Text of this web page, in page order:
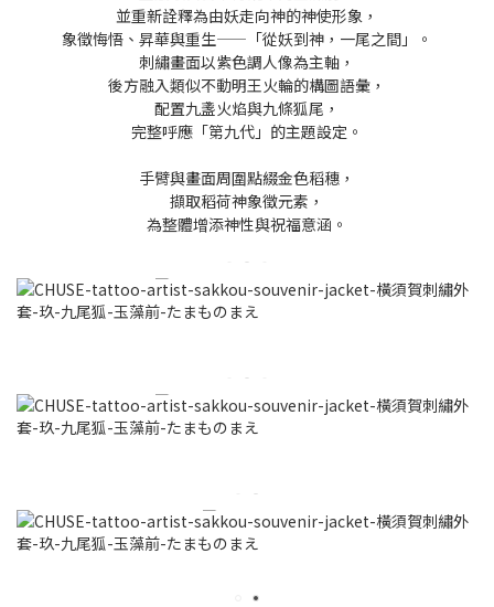
並重新詮釋為由妖走向神的神使形象，
象徵悔悟、昇華與重生——「從妖到神，一尾之間」。
刺繡畫面以紫色調人像為主軸，
後方融入類似不動明王火輪的構圖語彙，
配置九盞火焰與九條狐尾，
完整呼應「第九代」的主題設定。
手臂與畫面周圍點綴金色稻穗，
擷取稻荷神象徵元素，
為整體增添神性與祝福意涵。